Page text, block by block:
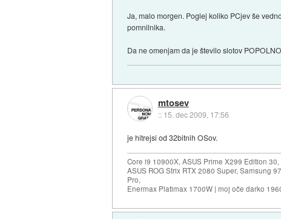
Ja, malo morgen. Poglej koliko PCjev še
pomnilnika.
Da ne omenjam da je število slotov
mtosev
:: 15. dec 2009, 17:56
je hitrejsi od 32bitnih OSov.
Core i9 10900X, ASUS Prime X299 Edition
ASUS ROG Strix RTX 2080 Super, Samsung
Pro,
Enermax Platimax 1700W | moj oče darko